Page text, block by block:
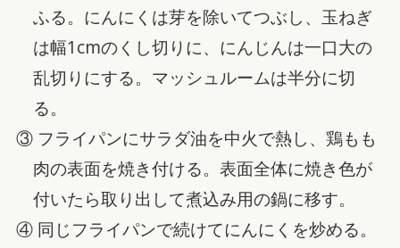
ふる。にんにくは芽を除いてつぶし、玉ねぎ
は幅1cmのくし切りに、にんじんは一口大の
乱切りにする。マッシュルームは半分に切
る。
③ フライパンにサラダ油を中火で熱し、鶏もも
肉の表面を焼き付ける。表面全体に焼き色が
付いたら取り出して煮込み用の鍋に移す。
④ 同じフライパンで続けてにんにくを炒める。